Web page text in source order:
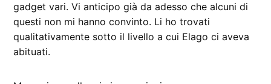
gadget vari. Vi anticipo già da adesso che alcuni di
questi non mi hanno convinto. Li ho trovati
qualitativamente sotto il livello a cui Elago ci aveva
abituati.